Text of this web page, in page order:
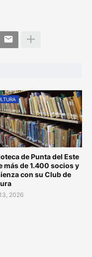
de Punta del Este
más de 1.400 socios y
con su Club de
2026